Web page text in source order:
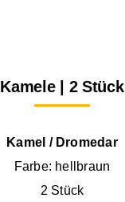
Kamele | 2 Stück
Kamel / Dromedar
Farbe: hellbraun
2 Stück